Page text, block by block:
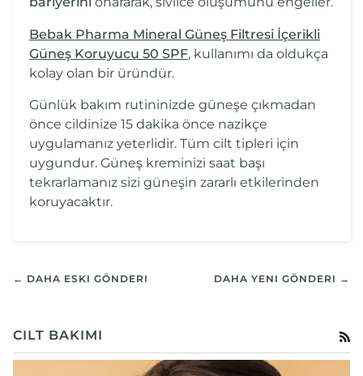
Bebak Pharma Mineral Güneş Filtresi İçerikli
Güneş Koruyucu 50 SPF, kullanımı da oldukça
kolay olan bir üründür.
Günlük bakım rutininizde güneşe çıkmadan
önce cildinize 15 dakika önce nazikçe
uygulamanız yeterlidir. Tüm cilt tipleri için
uygundur. Güneş kreminizi saat başı
tekrarlamanız sizi güneşin zararlı etkilerinden
koruyacaktır.
← DAHA ESKI GÖNDERI DAHA YENI GÖNDERI →
CILT BAKIMI